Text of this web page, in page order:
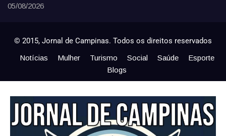
05/08/2026
© 2015, Jornal de Campinas. Todos os direitos reservados
Notícias Mulher Turismo Social Saúde
Esporte
Blogs